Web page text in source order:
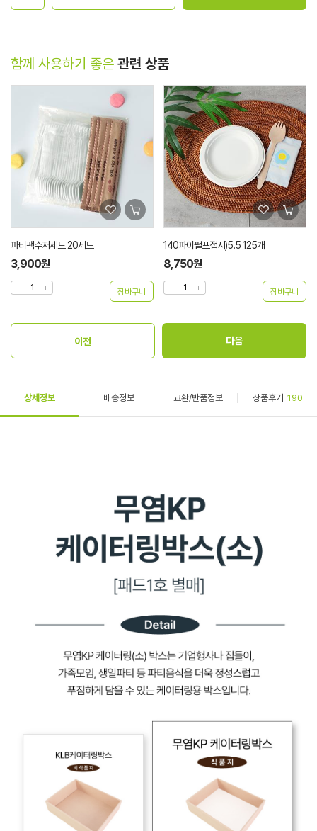
함께 사용하기 좋은 관련 상품
파티팩수저세트 20세트
3,900원
140파이펄프접시)5.5 125개
8,750원
상세정보 배송정보 교환/반품정보 상품후기 190